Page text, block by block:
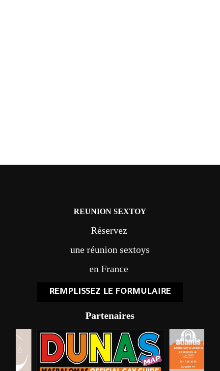
REUNION SEXTOY
Réservez
une réunion sextoys
en France
REMPLISSEZ LE FORMULAIRE
Partenaires